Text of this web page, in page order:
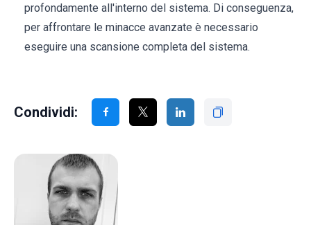
profondamente all'interno del sistema. Di conseguenza,
per affrontare le minacce avanzate è necessario
eseguire una scansione completa del sistema.
Condividi: